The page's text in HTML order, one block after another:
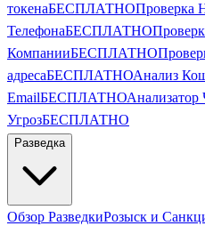
токенаБЕСПЛАТНОПроверка
ТелефонаБЕСПЛАТНО
КомпанииБЕСПЛАТНО
адресаБЕСПЛАТНОАнализ
EmailБЕСПЛАТНОАнализатор
УгрозБЕСПЛАТНО
Разведка
Обзор РазведкиРозыск и